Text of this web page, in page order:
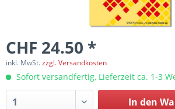
CHF 24.50 *
inkl. MwSt.zzgl. Versandkosten
Sofort versandfertig, Lieferzeit ca. 1-3
In den